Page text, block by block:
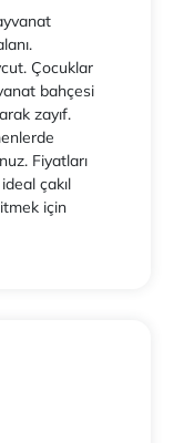
Çocuklar
bahçesi
zayıf.
Fiyatları
çakıl
için